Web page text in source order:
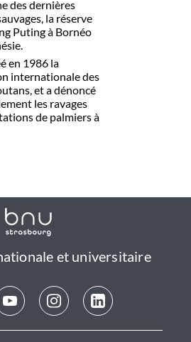
des dernières
la réserve
Puting à Bornéo
en 1986 la
internationale des
et a dénoncé
les ravages
de palmiers à
et universitaire